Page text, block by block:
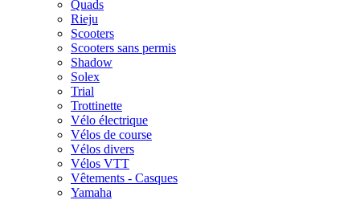
Quads
Rieju
Scooters
Scooters sans permis
Shadow
Solex
Trial
Trottinette
Vélo électrique
Vélos de course
Vélos divers
Vélos VTT
Vêtements - Casques
Yamaha